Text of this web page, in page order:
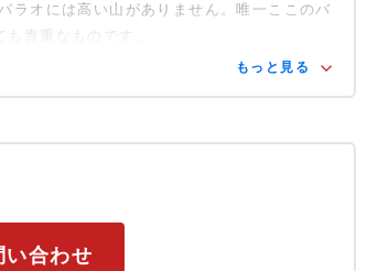
ラオには高い山がありません。唯一ここのバ
貴重なものです。
もっと見る
い合わせ